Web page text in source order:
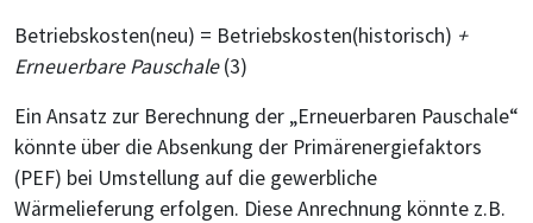
Betriebskosten(neu) = Betriebskosten(historisch) +
Erneuerbare Pauschale(3)
Ein Ansatz zur Berechnung der „Erneuerbaren Pauschale“
könnte über die Absenkung der Primärenergiefaktors
(PEF) bei Umstellung auf die gewerbliche
Wärmelieferung erfolgen. Diese Anrechnung könnte z.B.